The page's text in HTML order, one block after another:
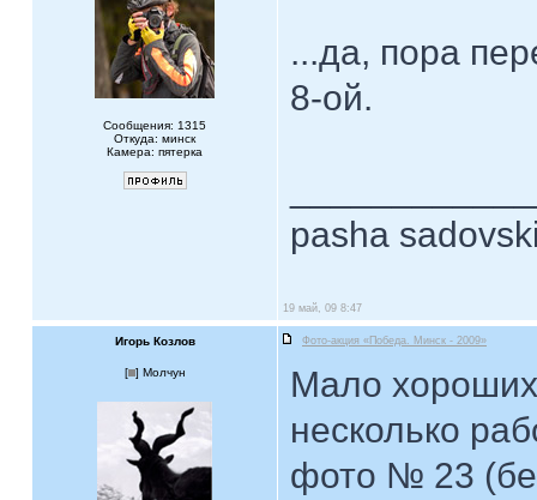
Сообщения: 1315
Откуда: минск
Камера: пятерка
...да, пора
8-ой.
pasha
19 май, 09 8:47
Игорь Козлов Фото-акция «Победа. Минск - 2009»
[ ] Молчун
Мало
несколько
фото № 23